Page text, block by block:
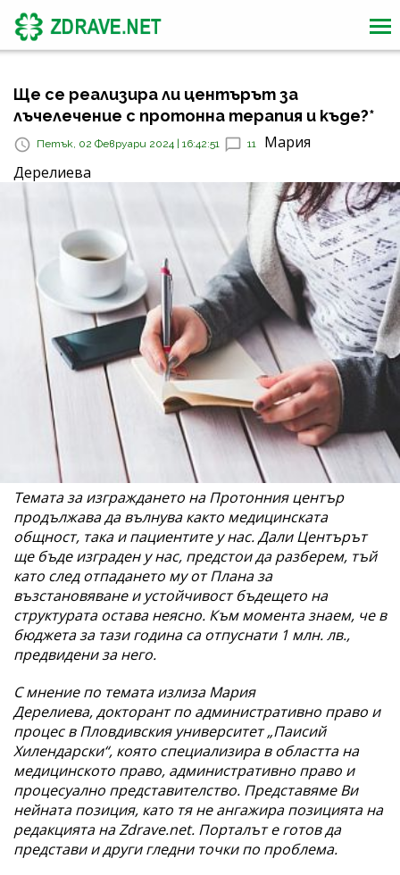
Ще се реализира ли центърът за
лъчелечение с протонна терапия и къде?*
Петък, 02 Февруари 2024 | 16:42:51 11
Мария
Дерелиева
Темата за изграждането на Протонния център
продължава да вълнува както медицинската
общност, така и пациентите у нас. Дали Центърът
ще бъде изграден у нас, предстои да разберем, тъй
като след отпадането му от Плана за
възстановяване и устойчивост бъдещето на
структурата остава неясно. Към момента знаем, че в
бюджета за тази година са отпуснати 1 млн. лв.,
предвидени за него.
С мнение по темата излиза Мария
Дерелиева, докторант по административно право и
процес в Пловдивския университет „Паисий
Хилендарски“, която специализира в областта на
медицинското право, административно право и
процесуално представителство. Представяме Ви
нейната позиция, като тя не ангажира позицията на
редакцията на Zdrave.net. Порталът е готов да
представи и други гледни точки по проблема.